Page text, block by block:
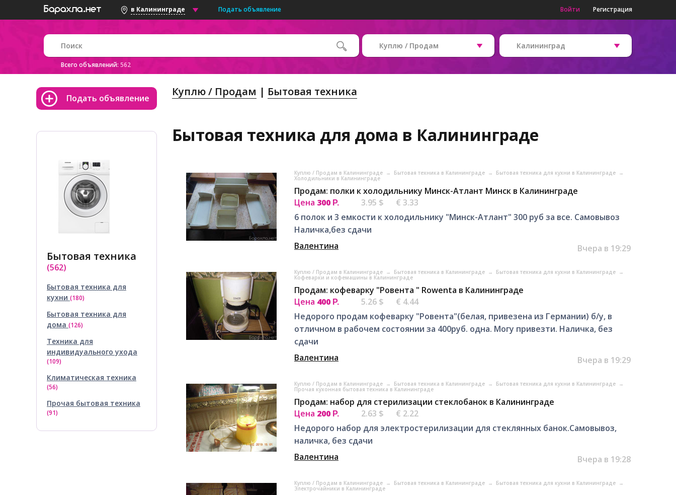
в Калининграде Подать объявление Войти Регистрация
Всего объявлений: 562
Куплю / Продам Калининград
Подать объявление
Бытовая техника
(562)
Бытовая техника для
кухни (180)
Бытовая техника для
дома (126)
Техника для
индивидуального ухода
(109)
Климатическая техника
(56)
Прочая бытовая техника
(91)
Куплю / Продам Бытовая техника
Бытовая техника для дома в Калининграде
Куплю / Продам в Калининграде → Бытовая техника в Калининграде → Бытовая техника для кухни в Калининграде →
Холодильники в Калининграде
Продам: полки к холодильнику Минск-Атлант Минск в Калининграде
Цена 300 Р. 3.95 $
€ 3.33
6 полок и 3 емкости к холодильнику "Минск-Атлант" 300 руб за все. Самовывоз
Наличка,без сдачи
Валентина
Вчера в 19:29
Куплю / Продам в Калининграде → Бытовая техника в Калининграде → Бытовая техника для кухни в Калининграде →
Кофеварки и кофемашины в Калининграде
Продам: кофеварку "Ровента " Rowenta в Калининграде
Цена 400 Р. 5.26 $
€ 4.44
Недорого продам кофеварку "Ровента"(белая, привезена из Германии) б/у, в
отличном в рабочем состоянии за 400руб. одна. Могу привезти. Наличка, без
сдачи
Валентина
Вчера в 19:29
Куплю / Продам в Калининграде → Бытовая техника в Калининграде → Бытовая техника для кухни в Калининграде →
Прочая кухонная бытовая техника в Калининграде
Продам: набор для стерилизации стеклобанок в Калининграде
Цена 200 Р. 2.63 $
€ 2.22
Недорого набор для электростерилизации для стеклянных банок.Самовывоз,
наличка, без сдачи
Валентина
Вчера в 19:28
Куплю / Продам в Калининграде → Бытовая техника в Калининграде → Бытовая техника для кухни в Калининграде →
Электрочайники в Калининграде